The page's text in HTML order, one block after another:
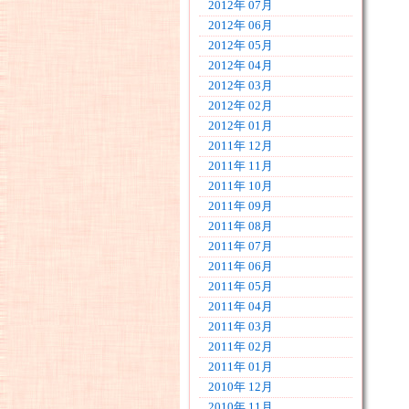
2012年 07月
2012年 06月
2012年 05月
2012年 04月
2012年 03月
2012年 02月
2012年 01月
2011年 12月
2011年 11月
2011年 10月
2011年 09月
2011年 08月
2011年 07月
2011年 06月
2011年 05月
2011年 04月
2011年 03月
2011年 02月
2011年 01月
2010年 12月